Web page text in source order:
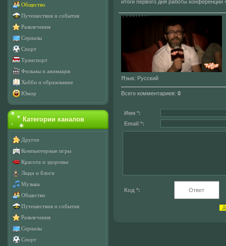
Общество
Путешествия и события
Развлечения
Сериалы
Спорт
Транспорт
Фильмы и анимация
Хобби и образование
Юмор
Категории каналов
Другое
Компьютерные игры
Красота и здоровье
Люди и блоги
Музыка
Общество
Путешествия и события
Развлечения
Сериалы
Спорт
итоги первого дня работы
Язык: Русский
Всего комментариев: 0
Имя *:
Email *:
Код *: